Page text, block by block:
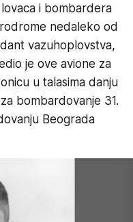
i bombardera
nedaleko od
vazuhoplovstva,
je ove avione za
u talasima danju
bombardovanje 31.
Beograda